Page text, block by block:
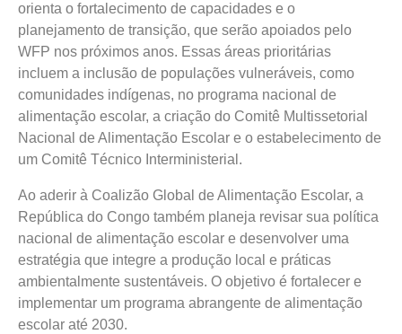
orienta o fortalecimento de capacidades e o
planejamento de transição, que serão apoiados pelo
WFP nos próximos anos. Essas áreas prioritárias
incluem a inclusão de populações vulneráveis, como
comunidades indígenas, no programa nacional de
alimentação escolar, a criação do Comitê Multissetorial
Nacional de Alimentação Escolar e o estabelecimento de
um Comitê Técnico Interministerial.
Ao aderir à Coalizão Global de Alimentação Escolar, a
República do Congo também planeja revisar sua política
nacional de alimentação escolar e desenvolver uma
estratégia que integre a produção local e práticas
ambientalmente sustentáveis. O objetivo é fortalecer e
implementar um programa abrangente de alimentação
escolar até 2030.